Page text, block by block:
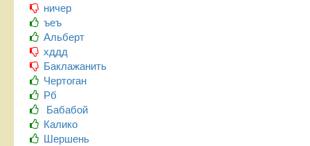
ничер
ъеъ
Альберт
хддд
Баклажанить
Чертоган
Рб
Бабабой
Калико
Шершень